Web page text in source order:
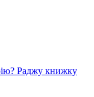
Раджу книжку